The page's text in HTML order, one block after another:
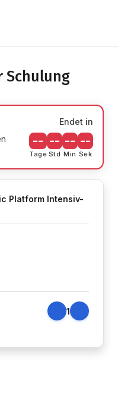
Schulung
Endet in
--
Tage
--
Std
--
Min
--
Sek
Platform Intensiv-
1